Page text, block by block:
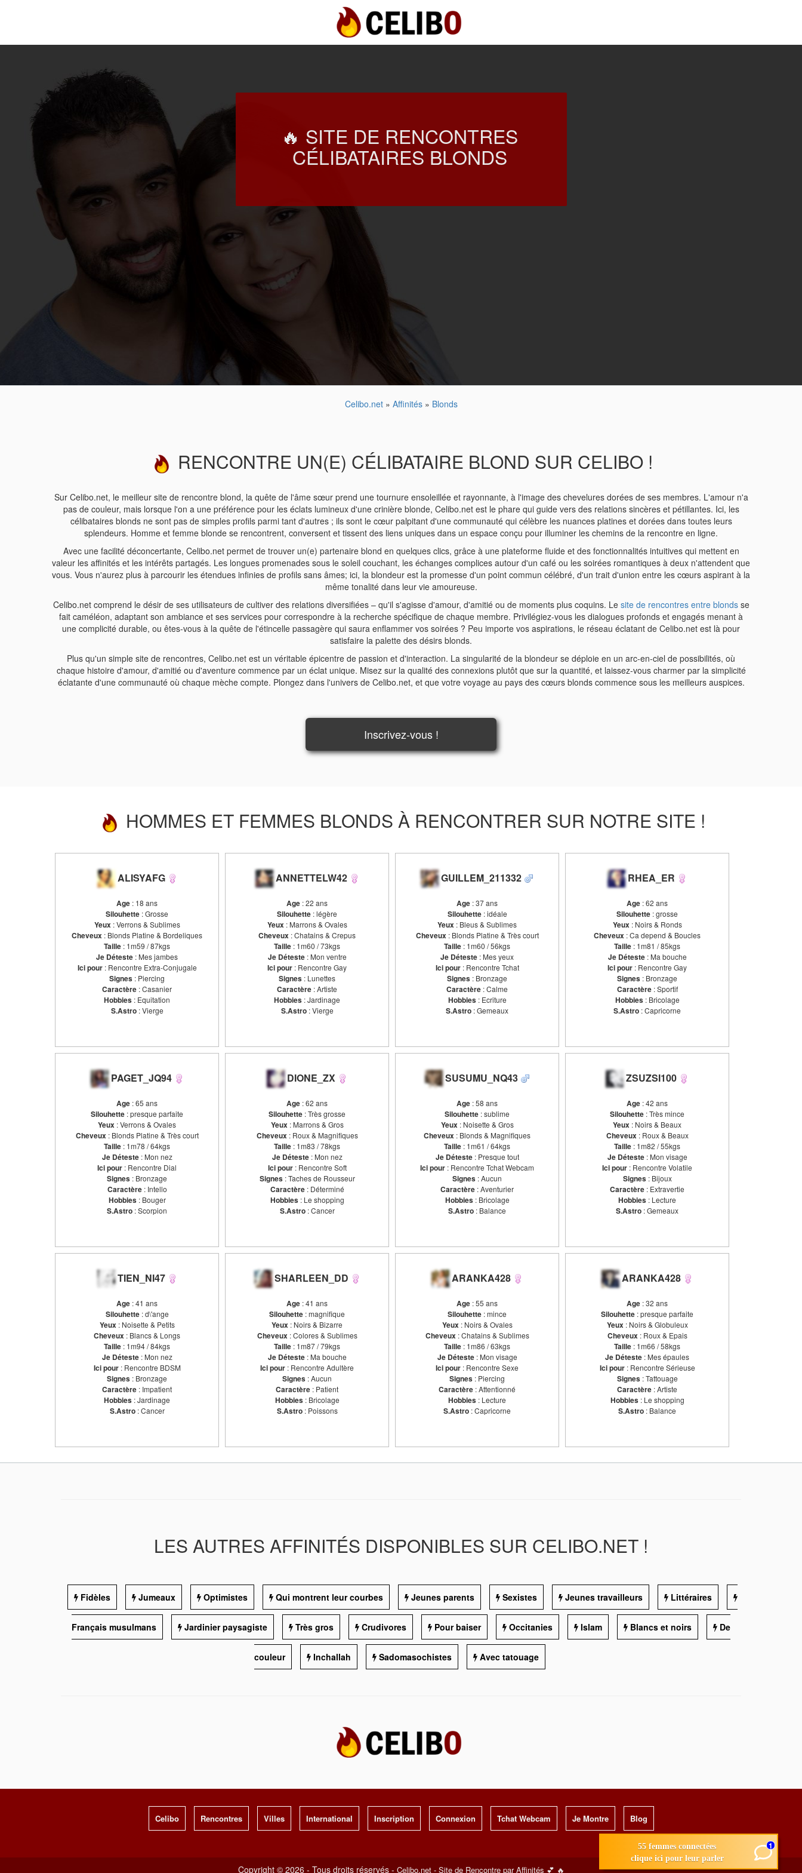
🔥 SITE DE RENCONTRES
CÉLIBATAIRES BLONDS
Celibo.net» Affinités » Blonds
RENCONTRE UN(E) CÉLIBATAIRE BLOND SUR CELIBO !
Sur Celibo.net, le meilleur site de rencontre blond, la quête de l'âme sœur prend une tournure ensoleillée et rayonnante, à l'image des chevelures dorées de ses membres. L'amour n'a
pas de couleur, mais lorsque l'on a une préférence pour les éclats lumineux d'une crinière blonde, Celibo.net est le phare qui guide vers des relations sincères et pétillantes. Ici, les
célibataires blonds ne sont pas de simples profils parmi tant d'autres ; ils sont le cœur palpitant d'une communauté qui célèbre les nuances platines et dorées dans toutes leurs
splendeurs. Homme et femme blonde se rencontrent, conversent et tissent des liens uniques dans un espace conçu pour illuminer les chemins de la rencontre en ligne.
Avec une facilité déconcertante, Celibo.net permet de trouver un(e) partenaire blond en quelques clics, grâce à une plateforme fluide et des fonctionnalités intuitives qui mettent en
valeur les affinités et les intérêts partagés. Les longues promenades sous le soleil couchant, les échanges complices autour d'un café ou les soirées romantiques à deux n'attendent que
vous. Vous n'aurez plus à parcourir les étendues infinies de profils sans âmes; ici, la blondeur est la promesse d'un point commun célébré, d'un trait d'union entre les cœurs aspirant à la
même tonalité dans leur vie amoureuse.
Celibo.net comprend le désir de ses utilisateurs de cultiver des relations diversifiées – qu'il s'agisse d'amour, d'amitié ou de moments plus coquins. Le site de rencontres entre blondsse
fait caméléon, adaptant son ambiance et ses services pour correspondre à la recherche spécifique de chaque membre. Privilégiez-vous les dialogues profonds et engagés menant à
une complicité durable, ou êtes-vous à la quête de l'étincelle passagère qui saura enflammer vos soirées ? Peu importe vos aspirations, le réseau éclatant de Celibo.net est là pour
satisfaire la palette des désirs blonds.
Plus qu'un simple site de rencontres, Celibo.net est un véritable épicentre de passion et d'interaction. La singularité de la blondeur se déploie en un arc-en-ciel de possibilités, où
chaque histoire d'amour, d'amitié ou d'aventure commence par un éclat unique. Misez sur la qualité des connexions plutôt que sur la quantité, et laissez-vous charmer par la simplicité
éclatante d'une communauté où chaque mèche compte. Plongez dans l'univers de Celibo.net, et que votre voyage au pays des cœurs blonds commence sous les meilleurs auspices.
Inscrivez-vous !
HOMMES ET FEMMES BLONDS À RENCONTRER SUR NOTRE SITE !
ALISYAFG
Age : 18 ans
Silouhette : Grosse
Yeux : Verrons & Sublimes
Cheveux : Blonds Platine & Bordeliques
Taille : 1m59 / 87kgs
Je Déteste : Mes jambes
Ici pour: Rencontre Extra-Conjugale
Signes : Piercing
Caractère : Casanier
Hobbies : Equitation
S.Astro: Vierge
ANNETTELW42
Age : 22 ans
Silouhette : légère
Yeux : Marrons & Ovales
Cheveux : Chatains & Crepus
Taille : 1m60 / 73kgs
Je Déteste: Mon ventre
Ici pour : Rencontre Gay
Signes : Lunettes
Caractère : Artiste
Hobbies : Jardinage
S.Astro: Vierge
GUILLEM_211332
Age : 37 ans
Silouhette: idéale
Yeux : Bleus & Sublimes
Cheveux : Blonds Platine & Très court
Taille : 1m60 / 56kgs
Je Déteste : Mes yeux
Ici pour: Rencontre Tchat
Signes : Bronzage
Caractère : Calme
Hobbies: Ecriture
S.Astro : Gemeaux
RHEA_ER
Age : 62 ans
Silouhette : grosse
Yeux : Noirs & Ronds
Cheveux : Ca depend & Boucles
Taille : 1m81 / 85kgs
Je Déteste: Ma bouche
Ici pour : Rencontre Gay
Signes : Bronzage
Caractère: Sportif
Hobbies: Bricolage
S.Astro : Capricorne
PAGET_JQ94
Age : 65 ans
Silouhette : presque parfaite
Yeux : Verrons & Ovales
Cheveux : Blonds Platine & Très court
Taille : 1m78 / 64kgs
Je Déteste: Mon nez
Ici pour : Rencontre Dial
Signes : Bronzage
Caractère: Intello
Hobbies: Bouger
S.Astro : Scorpion
DIONE_ZX
Age : 62 ans
Silouhette : Très grosse
Yeux : Marrons & Gros
Cheveux : Roux & Magnifiques
Taille : 1m83 / 78kgs
Je Déteste: Mon nez
Ici pour: Rencontre Soft
Signes: Taches de Rousseur
Caractère: Déterminé
Hobbies: Le shopping
S.Astro: Cancer
SUSUMU_NQ43
Age : 58 ans
Silouhette : sublime
Yeux : Noisette & Gros
Cheveux : Blonds & Magnifiques
Taille : 1m61 / 64kgs
Je Déteste: Presque tout
Ici pour : Rencontre Tchat Webcam
Signes : Aucun
Caractère : Aventurier
Hobbies: Bricolage
S.Astro : Balance
ZSUZSI100
Age : 42 ans
Silouhette : Très mince
Yeux : Noirs & Beaux
Cheveux : Roux & Beaux
Taille : 1m82 / 55kgs
Je Déteste: Mon visage
Ici pour : Rencontre Volatile
Signes: Bijoux
Caractère : Extravertie
Hobbies : Lecture
S.Astro : Gemeaux
TIEN_NI47
Age : 41 ans
Silouhette: d\'ange
Yeux : Noisette & Petits
Cheveux : Blancs & Longs
Taille : 1m94 / 84kgs
Je Déteste: Mon nez
Ici pour: Rencontre BDSM
Signes : Bronzage
Caractère : Impatient
Hobbies : Jardinage
S.Astro: Cancer
SHARLEEN_DD
Age : 41 ans
Silouhette : magnifique
Yeux : Noirs & Bizarre
Cheveux : Colores & Sublimes
Taille : 1m87 / 79kgs
Je Déteste: Ma bouche
Ici pour : Rencontre Adultère
Signes : Aucun
Caractère : Patient
Hobbies: Bricolage
S.Astro: Poissons
ARANKA428
Age : 55 ans
Silouhette : mince
Yeux : Noirs & Ovales
Cheveux : Chatains & Sublimes
Taille : 1m86 / 63kgs
Je Déteste: Mon visage
Ici pour : Rencontre Sexe
Signes : Piercing
Caractère : Attentionné
Hobbies : Lecture
S.Astro : Capricorne
ARANKA428
Age : 32 ans
Silouhette : presque parfaite
Yeux : Noirs & Globuleux
Cheveux : Roux & Epais
Taille : 1m66 / 58kgs
Je Déteste : Mes épaules
Ici pour: Rencontre Sérieuse
Signes: Tattouage
Caractère : Artiste
Hobbies: Le shopping
S.Astro : Balance
LES AUTRES AFFINITÉS DISPONIBLES SUR CELIBO.NET !
Fidèles Jumeaux Optimistes Qui montrent leur courbes Jeunes parents Sexistes Jeunes travailleurs Littéraires
Français musulmans Jardinier paysagiste Très gros Crudivores Pour baiser Occitanies Islam Blancs et noirs De
couleur Inchallah Sadomasochistes Avec tatouage
Celibo Rencontres Villes International Inscription Connexion Tchat Webcam Je Montre Blog
Copyright © 2026 - Tous droits réservés - Celibo.net - Site de Rencontre par Affinités 💕 🔥
55 femmes connectées
clique ici pour leur parler
1